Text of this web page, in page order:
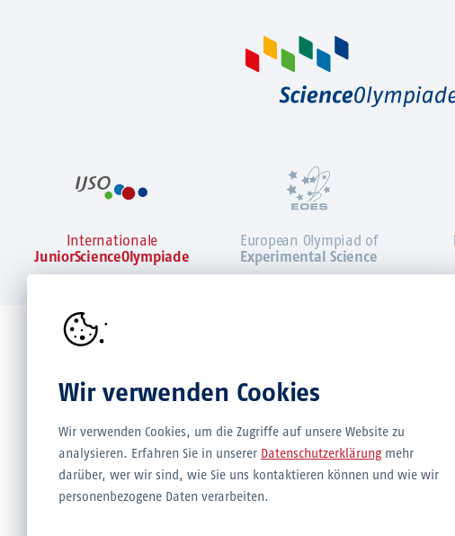
Internationale
JuniorScienceOlympiade
European Olympiad of
Experimental Science
Partner & Träger der Internationalen JuniorScienceOlympiade
Wir verwenden Cookies
Wir verwenden Cookies, um die Zugriffe auf unsere Website zu
analysieren. Erfahren Sie in unserer Datenschutzerklärung mehr
darüber, wer wir sind, wie Sie uns kontaktieren können und wie wir
personenbezogene Daten verarbeiten.